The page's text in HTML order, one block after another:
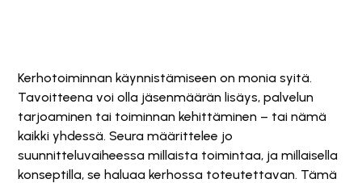
Kerhotoiminnan käynnistämiseen on monia syitä.
Tavoitteena voi olla jäsenmäärän lisäys, palvelun
tarjoaminen tai toiminnan kehittäminen – tai nämä
kaikki yhdessä. Seura määrittelee jo
suunnitteluvaiheessa millaista toimintaa, ja millaisella
konseptilla, se haluaa kerhossa toteutettavan. Tämä